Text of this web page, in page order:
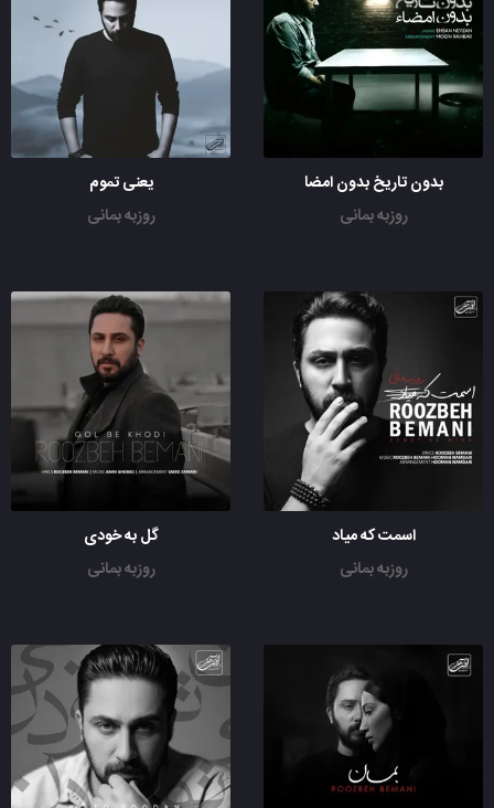
بدون تاریخ بدون امضا
روزبه بمانی
یعنی تموم
روزبه بمانی
اسمت که میاد
روزبه بمانی
گل به خودی
روزبه بمانی